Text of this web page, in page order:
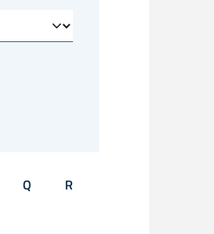
Q
R